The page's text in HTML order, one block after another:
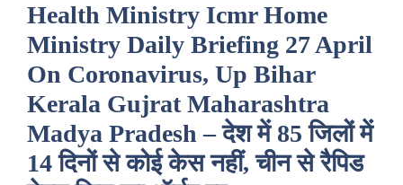
Health Ministry Icmr Home
Ministry Daily Briefing 27 April
On Coronavirus, Up Bihar
Kerala Gujrat Maharashtra
Madya Pradesh – देश में 85 जिलों में
14 दिनों से कोई केस नहीं, चीन से रैपिड